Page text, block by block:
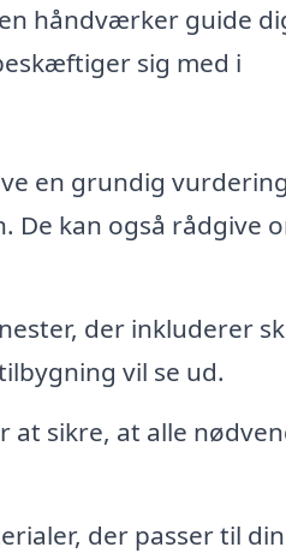
håndværker guide
sig med i
en grundig
De kan også rådgive
der inkluderer
vil se ud.
sikre, at alle
der passer til